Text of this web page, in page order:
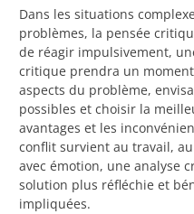
Dans les situations
problèmes, la pensée
de réagir impulsivement,
critique prendra un
aspects du problème,
possibles et choisir la
avantages et les
conflit survient au travail,
avec émotion, une analyse
solution plus réfléchie et
impliquées.